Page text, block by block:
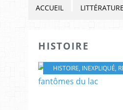
ACCUEIL LITTÉRATURE
HISTOIRE
HISTOIRE, INEXPLIQUÉ,